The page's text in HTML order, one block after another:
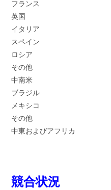
フランス
英国
イタリア
スペイン
ロシア
その他
中南米
ブラジル
メキシコ
その他
中東およびアフリカ
競合状況